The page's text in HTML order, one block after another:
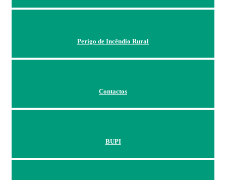
Perigo de Incêndio Rural
Contactos
BUPI